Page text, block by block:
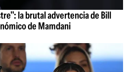
la brutal advertencia de Bill
de Mamdani